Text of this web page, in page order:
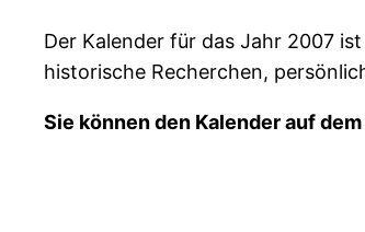
Der Kalender für das Jahr 2007
historische Recherchen,
Sie können den Kalender auf